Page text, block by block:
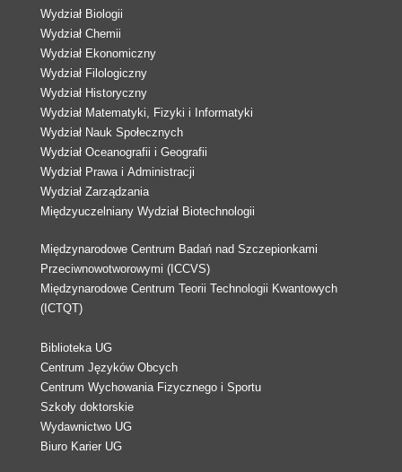
Wydział Biologii
Wydział Chemii
Wydział Ekonomiczny
Wydział Filologiczny
Wydział Historyczny
Wydział Matematyki, Fizyki i Informatyki
Wydział Nauk Społecznych
Wydział Oceanografii i Geografii
Wydział Prawa i Administracji
Wydział Zarządzania
Międzyuczelniany Wydział Biotechnologii
Międzynarodowe Centrum Badań nad Szczepionkami
Przeciwnowotworowymi (ICCVS)
Międzynarodowe Centrum Teorii Technologii Kwantowych
(ICTQT)
Biblioteka UG
Centrum Języków Obcych
Centrum Wychowania Fizycznego i Sportu
Szkoły doktorskie
Wydawnictwo UG
Biuro Karier UG